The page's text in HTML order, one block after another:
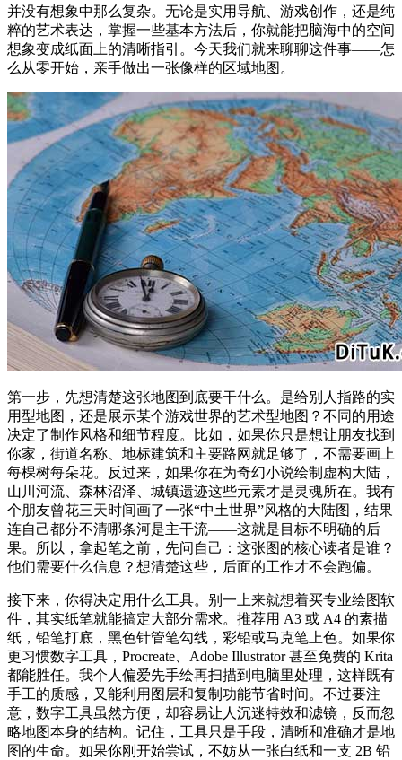
并没有想象中那么复杂。无论是实用导航、游戏创作，还是纯
粹的艺术表达，掌握一些基本方法后，你就能把脑海中的空间
想象变成纸面上的清晰指引。今天我们就来聊聊这件事——怎
么从零开始，亲手做出一张像样的区域地图。
第一步，先想清楚这张地图到底要干什么。是给别人指路的实
用型地图，还是展示某个游戏世界的艺术型地图？不同的用途
决定了制作风格和细节程度。比如，如果你只是想让朋友找到
你家，街道名称、地标建筑和主要路网就足够了，不需要画上
每棵树每朵花。反过来，如果你在为奇幻小说绘制虚构大陆，
山川河流、森林沼泽、城镇遗迹这些元素才是灵魂所在。我有
个朋友曾花三天时间画了一张“中土世界”风格的大陆图，结果
连自己都分不清哪条河是主干流——这就是目标不明确的后
果。所以，拿起笔之前，先问自己：这张图的核心读者是谁？
他们需要什么信息？想清楚这些，后面的工作才不会跑偏。
接下来，你得决定用什么工具。别一上来就想着买专业绘图软
件，其实纸笔就能搞定大部分需求。推荐用 A3 或 A4 的素描
纸，铅笔打底，黑色针管笔勾线，彩铅或马克笔上色。如果你
更习惯数字工具，Procreate、Adobe Illustrator 甚至免费的 Krita
都能胜任。我个人偏爱先手绘再扫描到电脑里处理，这样既有
手工的质感，又能利用图层和复制功能节省时间。不过要注
意，数字工具虽然方便，却容易让人沉迷特效和滤镜，反而忽
略地图本身的结构。记住，工具只是手段，清晰和准确才是地
图的生命。如果你刚开始尝试，不妨从一张白纸和一支 2B 铅